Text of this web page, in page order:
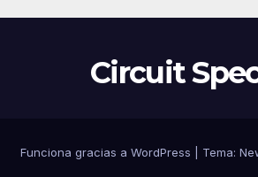
Circuit
Funciona gracias a WordPress Tema: